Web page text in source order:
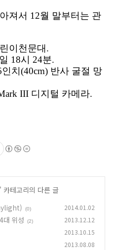
져서 12월 말부터는 관
이천문대.
18시 24분.
치(40cm) 반사 굴절 망
III 디지털 카메라.
' 카테고리의 다른 글
(0) 2014.01.02
대 위성 (2) 2013.12.12
2013.10.15
2013.08.08